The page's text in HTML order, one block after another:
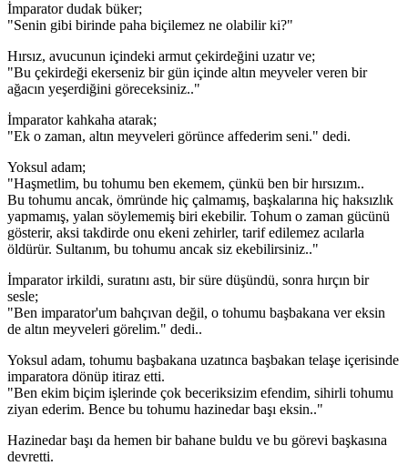
İmparator dudak büker;
"Senin gibi birinde paha biçilemez ne olabilir ki?"
Hırsız, avucunun içindeki armut çekirdeğini uzatır ve;
"Bu çekirdeği ekerseniz bir gün içinde altın meyveler veren bir
ağacın yeşerdiğini göreceksiniz.."
İmparator kahkaha atarak;
"Ek o zaman, altın meyveleri görünce affederim seni." dedi.
Yoksul adam;
"Haşmetlim, bu tohumu ben ekemem, çünkü ben bir hırsızım..
Bu tohumu ancak, ömründe hiç çalmamış, başkalarına hiç haksızlık
yapmamış, yalan söylememiş biri ekebilir. Tohum o zaman gücünü
gösterir, aksi takdirde onu ekeni zehirler, tarif edilemez acılarla
öldürür. Sultanım, bu tohumu ancak siz ekebilirsiniz.."
İmparator irkildi, suratını astı, bir süre düşündü, sonra hırçın bir
sesle;
"Ben imparator'um bahçıvan değil, o tohumu başbakana ver eksin
de altın meyveleri görelim." dedi..
Yoksul adam, tohumu başbakana uzatınca başbakan telaşe içerisinde
imparatora dönüp itiraz etti.
"Ben ekim biçim işlerinde çok beceriksizim efendim, sihirli tohumu
ziyan ederim. Bence bu tohumu hazinedar başı eksin.."
Hazinedar başı da hemen bir bahane buldu ve bu görevi başkasına
devretti.